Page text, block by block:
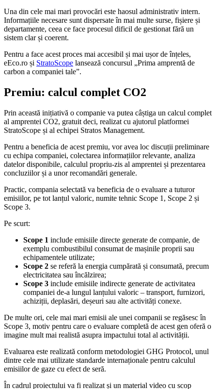
Una din cele mai mari provocări este haosul administrativ intern.
Informațiile necesare sunt dispersate în mai multe surse, fișiere și
departamente, ceea ce face procesul dificil de gestionat fără un
sistem clar și coerent.
Pentru a face acest proces mai accesibil și mai ușor de înțeles,
eEco.ro și StratoScope lansează concursul „Prima amprentă de
carbon a companiei tale”.
Premiu: calcul complet CO2
Prin această inițiativă o companie va putea câștiga un calcul complet
al amprentei CO2, gratuit deci, realizat cu ajutorul platformei
StratoScope și al echipei Stratos Management.
Pentru a beneficia de acest premiu, vor avea loc discuții preliminare
cu echipa companiei, colectarea informațiilor relevante, analiza
datelor disponibile, calculul propriu-zis al amprentei și prezentarea
concluziilor și a unor recomandări generale.
Practic, compania selectată va beneficia de o evaluare a tuturor
emisiilor, pe tot lanțul valoric, numite tehnic Scope 1, Scope 2 și
Scope 3.
Pe scurt:
Scope 1 include emisiile directe generate de companie, de
exemplu combustibilul consumat de mașinile proprii sau
echipamentele utilizate;
Scope 2 se referă la energia cumpărată și consumată, precum
electricitatea sau încălzirea;
Scope 3 include emisiile indirecte generate de activitatea
companiei de-a lungul lanțului valoric – transport, furnizori,
achiziții, deplasări, deșeuri sau alte activități conexe.
De multe ori, cele mai mari emisii ale unei companii se regăsesc în
Scope 3, motiv pentru care o evaluare completă de acest gen oferă o
imagine mult mai realistă asupra impactului total al activității.
Evaluarea este realizată conform metodologiei GHG Protocol, unul
dintre cele mai utilizate standarde internaționale pentru calculul
emisiilor de gaze cu efect de seră.
În cadrul proiectului va fi realizat și un material video cu scop